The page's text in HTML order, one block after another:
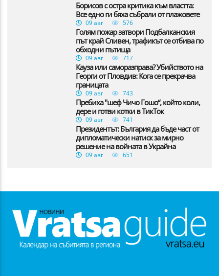
Борисов с остра критика към властта:
Все едно ги бяха събрали от плажовете
09 авг 576
Голям пожар затвори Подбалканския
път край Сливен, трафикът се отбива по
обходни пътища
09 авг 717
Кауза или саморазправа? Убийството на
Георги от Пловдив: Кога се прекрачва
границата
09 авг 743
Пребиха "шеф Чичо Гошо“, който коли,
дере и готви котки в ТикТок
09 авг 741
Президентът: България да бъде част от
дипломатически натиск за мирно
решение на войната в Украйна
09 авг 651